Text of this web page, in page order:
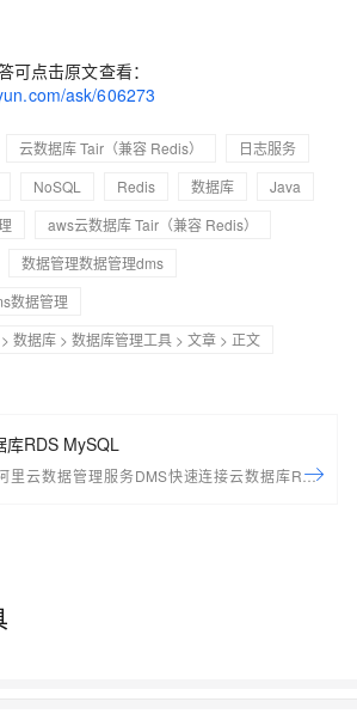
可点击原文查看：
ask/606273
云数据库 Tair（兼容 Redis）
日志服务
NoSQL Redis 数据库
Java
aws云数据库 Tair（兼容 Redis）
数据管理数据管理dms
数据管理
> 数据库 > 数据库管理工具 > 文章 > 正文
库RDS MySQL
里云数据管理服务DMS快速连接云数据库RDS